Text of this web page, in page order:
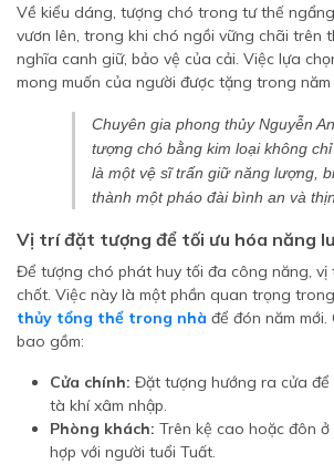
Về kiểu dáng, tượng chó trong tư thế
vươn lên, trong khi chó ngồi vững chãi trên
nghĩa canh giữ, bảo vệ của cải. Việc lựa
mong muốn của người được tặng trong năm
Chuyên gia phong thủy Nguyễn
tượng chó bằng kim loại không
là một vệ sĩ trấn giữ năng lượng,
thành một pháo đài bình an và
Vị trí đặt tượng để tối ưu hóa năng
Để tượng chó phát huy tối đa công năng, vị
chốt. Việc này là một phần quan trọng trong
thủy tổng thể trong nhà để đón năm
bao gồm:
Cửa chính: Đặt tượng hướng ra cửa để
tà khí xâm nhập.
Phòng khách: Trên kệ cao hoặc đôn
hợp với người tuổi Tuất.